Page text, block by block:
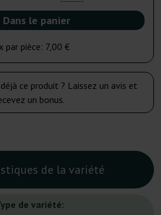
Dans le panier
par pièce: 7,00 €
ce produit ? Laissez un avis et
un bonus.
de la variété
de variété: